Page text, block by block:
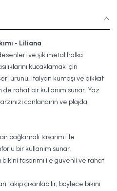
- Liliana
ve şık metal halka
kucaklamak için
ürünü, İtalyan kumaşı ve dikkat
rahat bir kullanım sunar. Yaz
canlandırın ve plajda
bağlamalı tasarımı ile
bir kullanım sunar.
bikini tasarımı ile güvenli ve rahat
takıp çıkarılabilir, böylece bikini